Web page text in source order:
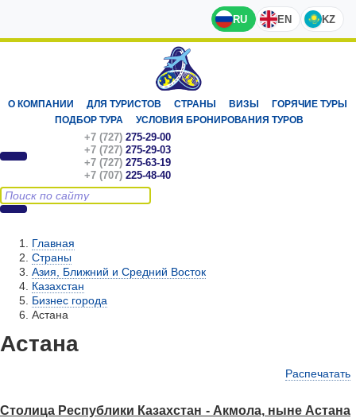
RU EN KZ
О КОМПАНИИ ДЛЯ ТУРИСТОВ СТРАНЫ ВИЗЫ
ГОРЯЧИЕ ТУРЫ
ПОДБОР ТУРА
УСЛОВИЯ БРОНИРОВАНИЯ ТУРОВ
+7 (727) 275-29-00
+7 (727) 275-29-03
+7 (727) 275-63-19
+7 (707) 225-48-40
Главная
Страны
Азия, Ближний и Средний Восток
Казахстан
Бизнес города
Астана
Астана
Распечатать
Столица Республики Казахстан - Акмола, ныне Астана